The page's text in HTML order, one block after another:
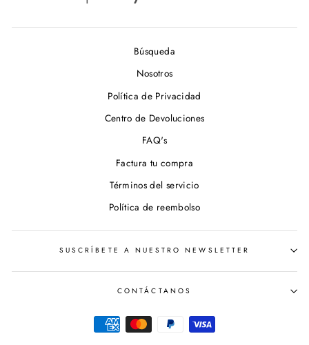
Búsqueda
Nosotros
Política de Privacidad
Centro de Devoluciones
FAQ's
Factura tu compra
Términos del servicio
Política de reembolso
SUSCRÍBETE A NUESTRO NEWSLETTER
CONTÁCTANOS